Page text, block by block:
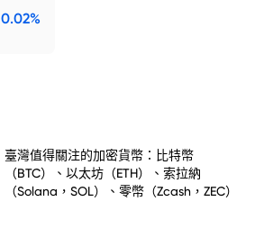
0.02%
臺灣值得關注的加密貨幣：比特幣
（BTC）、以太坊（ETH）、索拉納
（Solana，SOL）、零幣（Zcash，ZEC）